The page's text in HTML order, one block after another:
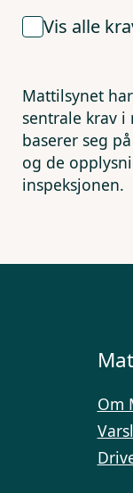
Vis alle
Mattilsynet
sentrale krav i
baserer seg
og de
inspeksjonen.
Om